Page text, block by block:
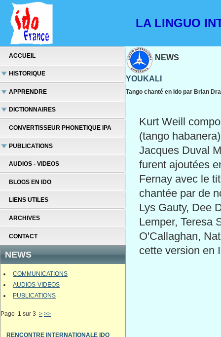
LA LINGUO
ACCUEIL
HISTORIQUE
APPRENDRE
DICTIONNAIRES
CONVERTISSEUR PHONETIQUE IPA
PUBLICATIONS
AUDIOS - VIDEOS
BLOGS EN IDO
LIENS UTILES
ARCHIVES
CONTACT
NEWS
COMMUNICATIONS
AUDIOS-VIDEOS
PUBLICATIONS
Page 1 sur 3 > >>
RENCONTRE INTERNATIONALE IDO
NEWS
YOUKALI
Tango chanté en Ido par Brian
Kurt Weill
(tango
Jacques Duval
furent ajoutées
Fernay avec le
chantée par de
Lys Gauty, Dee
Lemper, Teresa
O'Callaghan,
cette version en